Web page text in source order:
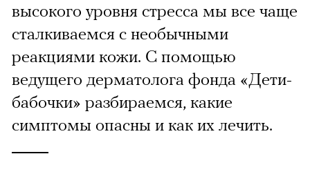
высокого уровня стресса мы все чаще
сталкиваемся с необычными
реакциями кожи. С помощью
ведущего дерматолога фонда «Дети-
бабочки» разбираемся, какие
симптомы опасны и как их лечить.